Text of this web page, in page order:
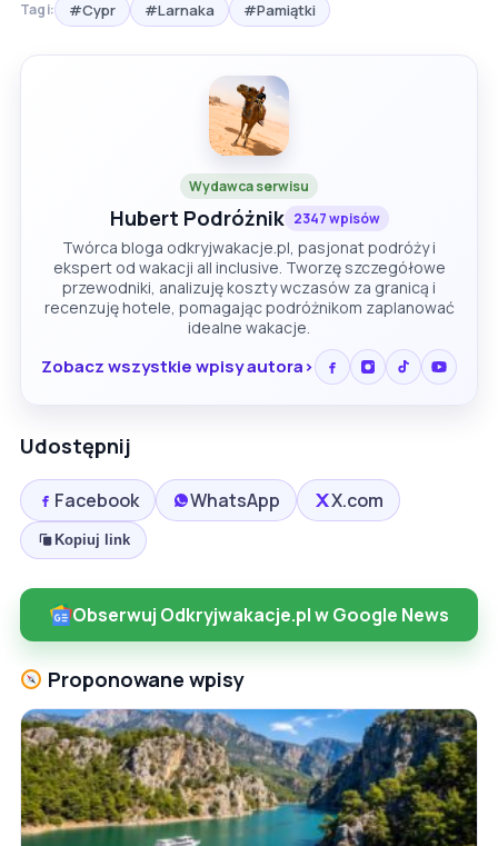
Tagi: #Cypr #Larnaka #Pamiątki
Wydawca serwisu
Hubert Podróżnik 2347 wpisów
Twórca bloga odkryjwakacje.pl, pasjonat podróży i
ekspert od wakacji all inclusive. Tworzę szczegółowe
przewodniki, analizuję koszty wczasów za granicą i
recenzuję hotele, pomagając podróżnikom zaplanować
idealne wakacje.
Zobacz wszystkie wpisy autora
Udostępnij
Facebook WhatsApp X.com
Kopiuj link
Obserwuj Odkryjwakacje.pl w Google News
Proponowane wpisy